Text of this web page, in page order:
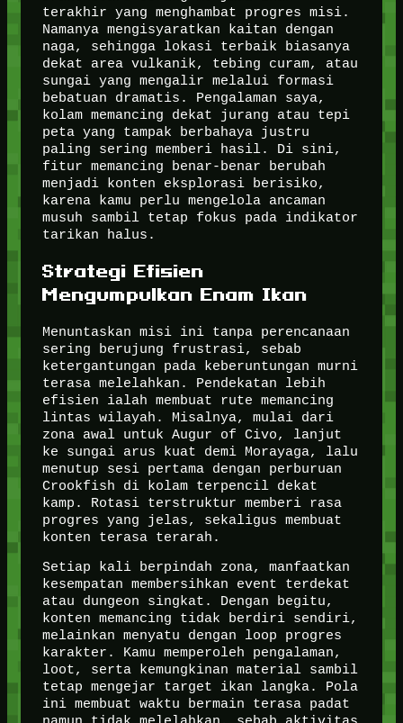
terakhir yang menghambat progres misi.
Namanya mengisyaratkan kaitan dengan
naga, sehingga lokasi terbaik biasanya
dekat area vulkanik, tebing curam, atau
sungai yang mengalir melalui formasi
bebatuan dramatis. Pengalaman saya,
kolam memancing dekat jurang atau tepi
peta yang tampak berbahaya justru
paling sering memberi hasil. Di sini,
fitur memancing benar-benar berubah
menjadi konten eksplorasi berisiko,
karena kamu perlu mengelola ancaman
musuh sambil tetap fokus pada indikator
tarikan halus.
Strategi Efisien
Mengumpulkan Enam Ikan
Menuntaskan misi ini tanpa perencanaan
sering berujung frustrasi, sebab
ketergantungan pada keberuntungan murni
terasa melelahkan. Pendekatan lebih
efisien ialah membuat rute memancing
lintas wilayah. Misalnya, mulai dari
zona awal untuk Augur of Civo, lanjut
ke sungai arus kuat demi Morayaga, lalu
menutup sesi pertama dengan perburuan
Crookfish di kolam terpencil dekat
kamp. Rotasi terstruktur memberi rasa
progres yang jelas, sekaligus membuat
konten terasa terarah.
Setiap kali berpindah zona, manfaatkan
kesempatan membersihkan event terdekat
atau dungeon singkat. Dengan begitu,
konten memancing tidak berdiri sendiri,
melainkan menyatu dengan loop progres
karakter. Kamu memperoleh pengalaman,
loot, serta kemungkinan material sambil
tetap mengejar target ikan langka. Pola
ini membuat waktu bermain terasa padat